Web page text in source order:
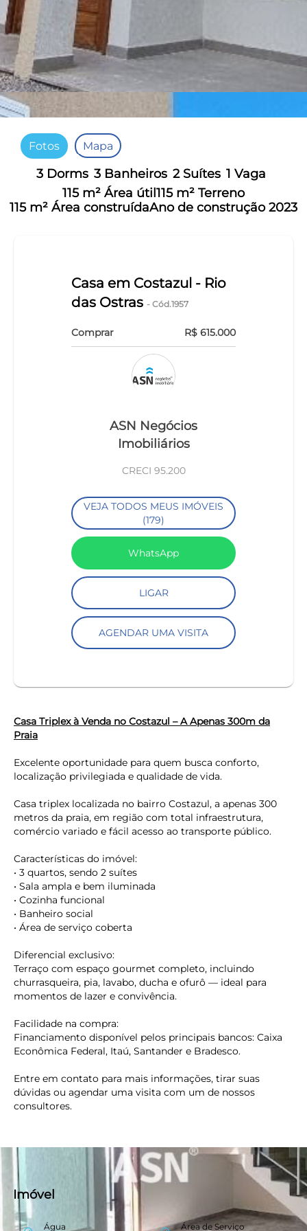
Fotos Mapa
3 Dorms 3 Banheiros 2 Suítes 1 Vaga
115 m² Área útil 115 m² Terreno
115 m² Área construídaAno de construção 2023
Casa em Costazul - Rio
das Ostras - Cód.1957
Comprar R$ 615.000
ASN Negócios
Imobiliários
CRECI 95.200
VEJA TODOS MEUS IMÓVEIS
(179)
WhatsApp
LIGAR
AGENDAR UMA VISITA
Casa Triplex à Venda no Costazul – A Apenas 300m da
Praia
Excelente oportunidade para quem busca conforto,
localização privilegiada e qualidade de vida.
Casa triplex localizada no bairro Costazul, a apenas 300
metros da praia, em região com total infraestrutura,
comércio variado e fácil acesso ao transporte público.
Características do imóvel:
• 3 quartos, sendo 2 suítes
• Sala ampla e bem iluminada
• Cozinha funcional
• Banheiro social
• Área de serviço coberta
Diferencial exclusivo:
Terraço com espaço gourmet completo, incluindo
churrasqueira, pia, lavabo, ducha e ofurô — ideal para
momentos de lazer e convivência.
Facilidade na compra:
Financiamento disponível pelos principais bancos: Caixa
Econômica Federal, Itaú, Santander e Bradesco.
Entre em contato para mais informações, tirar suas
dúvidas ou agendar uma visita com um de nossos
consultores.
Imóvel
Água Área de Serviço